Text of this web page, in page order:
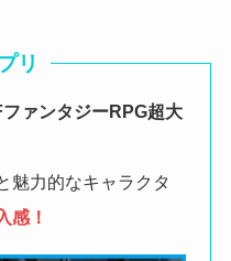
リ
ァンタジーRPG超大
魅力的なキャラクタ
感！